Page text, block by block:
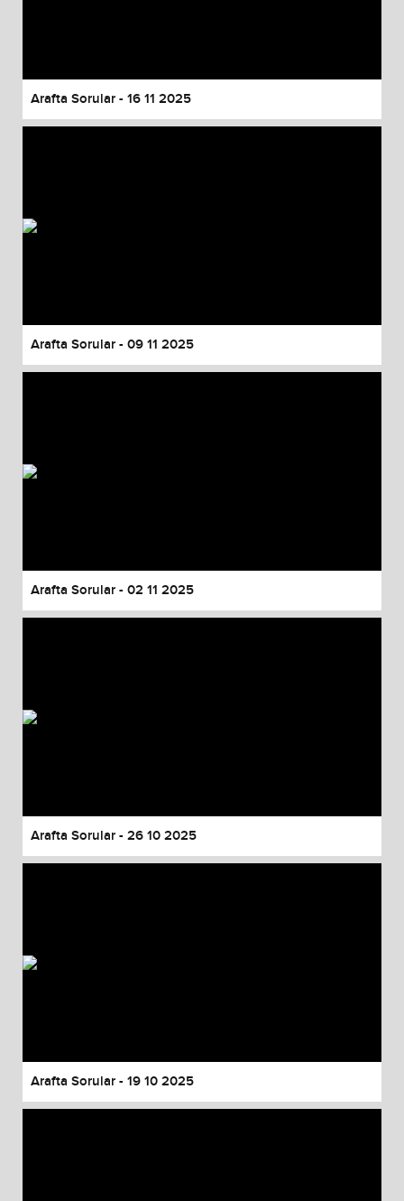
Arafta Sorular - 16 11 2025
Arafta Sorular - 09 11 2025
Arafta Sorular - 02 11 2025
Arafta Sorular - 26 10 2025
Arafta Sorular - 19 10 2025